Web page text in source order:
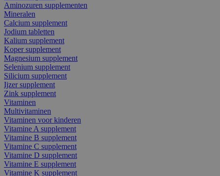
Aminozuren supplementen
Mineralen
Calcium supplement
Jodium tabletten
Kalium supplement
Koper supplement
Magnesium supplement
Selenium supplement
Silicium supplement
Ijzer supplement
Zink supplement
Vitaminen
Multivitaminen
Vitaminen voor kinderen
Vitamine A supplement
Vitamine B supplement
Vitamine C supplement
Vitamine D supplement
Vitamine E supplement
Vitamine K supplement